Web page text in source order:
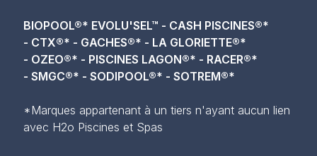
BIOPOOL®* EVOLU'SEL™ - CASH PISCINES®*
- CTX®* - GACHES®* - LA GLORIETTE®*
- OZEO®* - PISCINES LAGON®* - RACER®*
-SMGC®* -SODIPOOL®* -SOTREM®*
*Marques appartenant à un tiers n'ayant aucun lien
avec H2o Piscines et Spas